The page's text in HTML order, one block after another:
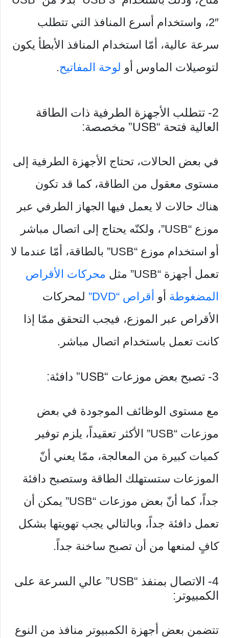
2″، واستخدام أسرع المنافذ التي تتطلب
سرعة عالية، أمّا استخدام المنافذ الأبطأ يكون
لتوصيلات الماوس أو لوحة المفاتيح.
2- تتطلب الأجهزة الطرفية ذات الطاقة
العالية فتحة “USB” مخصصة:
في بعض الحالات، تحتاج الأجهزة الطرفية إلى
مستوى معقول من الطاقة، كما قد تكون
هناك حالات لا يعمل فيها الجهاز الطرفي عبر
موزع “USB”، ولكنّه يحتاج إلى اتصال مباشر
أو استخدام موزع “USB” بالطاقة، أمّا عندما لا
تعمل أجهزة “USB” مثل
محركات الأقراص
المضغوطة أو أقراص “DVD”
لمحركات
الأقراص عبر الموزع، فيجب التحقق ممّا إذا
كانت تعمل باستخدام اتصال مباشر.
3- تصبح بعض موزعات “USB” دافئة:
مع مستوى الوظائف الموجودة في بعض
موزعات “USB” الأكثر تعقيداً، يلزم توفير
كميات كبيرة من المعالجة، ممّا يعني أنّ
الموزعات ستستهلك الطاقة وستصبح دافئة
جداً، كما أنّ بعض موزعات “USB” يمكن أن
تعمل دافئة جداً، وبالتالي يجب تهويتها بشكل
كافٍ لمنعها من أن تصبح ساخنة جداً.
4- الاتصال بمنفذ “USB” عالي السرعة على
الكمبيوتر:
تتضمن بعض أجهزة الكمبيوتر منافذ من النوع